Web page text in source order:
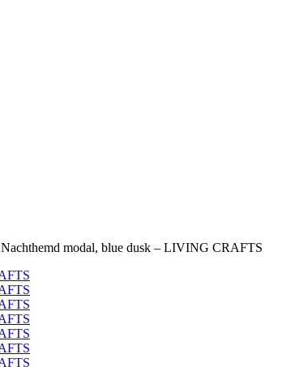
Nachthemd modal, blue dusk – LIVING CRAFTS